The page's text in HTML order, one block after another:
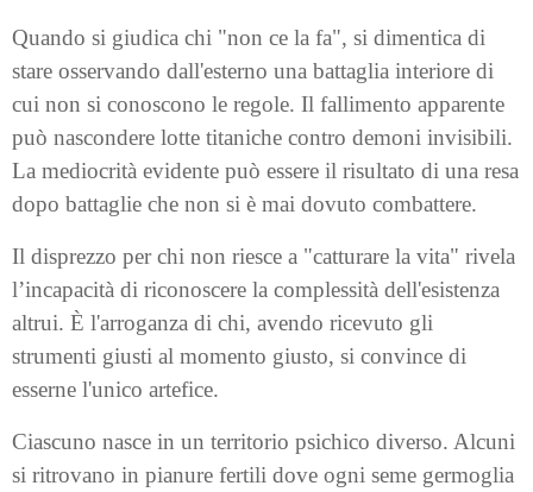
Quando si giudica chi "non ce la fa", si dimentica di
stare osservando dall'esterno una battaglia interiore di
cui non si conoscono le regole. Il fallimento apparente
può nascondere lotte titaniche contro demoni invisibili.
La mediocrità evidente può essere il risultato di una resa
dopo battaglie che non si è mai dovuto combattere.
Il disprezzo per chi non riesce a "catturare la vita" rivela
l’incapacità di riconoscere la complessità dell'esistenza
altrui. È l'arroganza di chi, avendo ricevuto gli
strumenti giusti al momento giusto, si convince di
esserne l'unico artefice.
Ciascuno nasce in un territorio psichico diverso. Alcuni
si ritrovano in pianure fertili dove ogni seme germoglia